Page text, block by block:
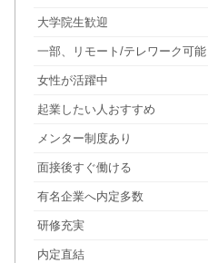
大学院生歓迎
一部、リモート/テレワーク可能
女性が活躍中
起業したい人おすすめ
メンター制度あり
面接後すぐ働ける
有名企業へ内定多数
研修充実
内定直結